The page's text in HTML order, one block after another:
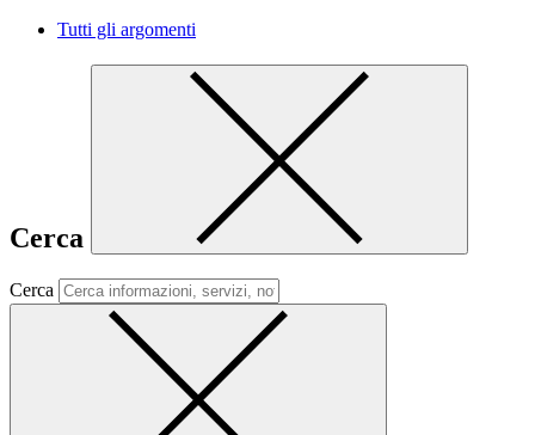
Tutti gli argomenti
Cerca
Cerca